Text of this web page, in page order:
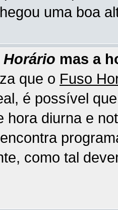
uma boa
mas a
que o Fuso
é possível
hora diurna e
como tal